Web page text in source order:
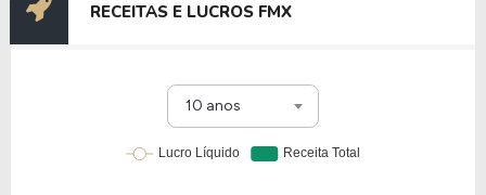
RECEITAS E LUCROS FMX
10 anos